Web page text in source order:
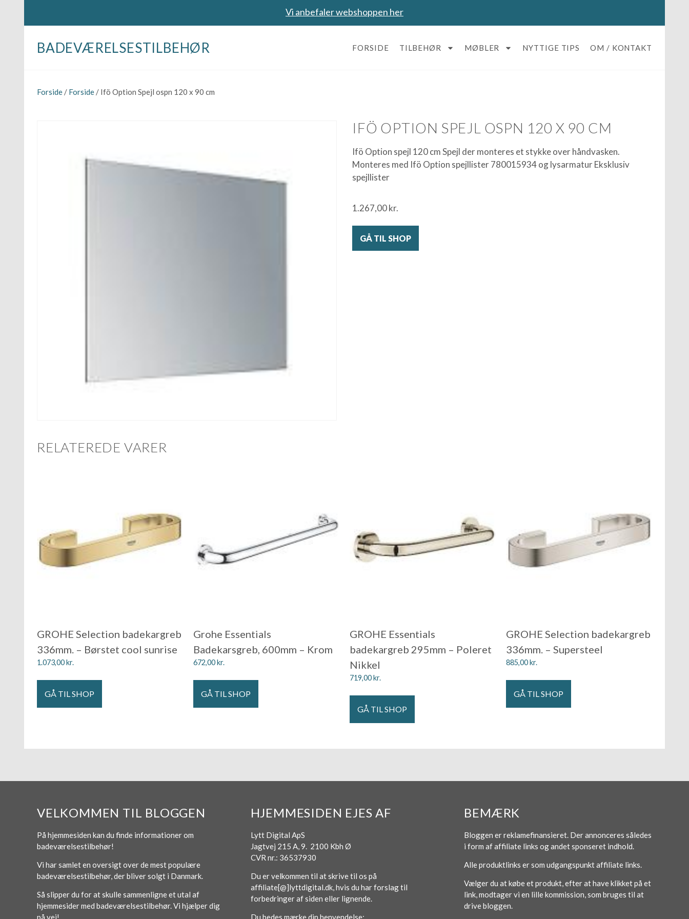
Vi anbefaler webshoppen her
BADEVÆRELSESTILBEHØR FORSIDE TILBEHØR MØBLER NYTTIGE TIPS OM / KONTAKT
Forside / Forside / Ifö Option Spejl ospn 120 x 90 cm
IFÖ OPTION SPEJL OSPN 120 X 90 CM
Ifö Option spejl 120 cm Spejl der monteres et stykke over håndvasken.
Monteres med Ifö Option spejllister 780015934 og lysarmatur Eksklusiv
spejllister
1.267,00kr.
GÅ TIL SHOP
RELATEREDE VARER
GROHE Selection badekargreb
336mm. – Børstet cool sunrise
1.073,00kr.
GÅ TIL SHOP
Grohe Essentials
Badekarsgreb, 600mm – Krom
672,00kr.
GÅ TIL SHOP
GROHE Essentials
badekargreb 295mm – Poleret
Nikkel
719,00kr.
GÅ TIL SHOP
GROHE Selection badekargreb
336mm. – Supersteel
885,00kr.
GÅ TIL SHOP
VELKOMMEN TIL BLOGGEN
På hjemmesiden kan du finde informationer om
badeværelsestilbehør!
Vi har samlet en oversigt over de mest populære
badeværelsestilbehør, der bliver solgt i Danmark.
Så slipper du for at skulle sammenligne et utal af
hjemmesider med badeværelsestilbehør. Vi hjælper dig
HJEMMESIDEN EJES AF
Lytt Digital ApS
Jagtvej 215 A, 9. 2100 Kbh Ø
CVR nr.: 36537930
Du er velkommen til at skrive til os på
affiliate[@]lyttdigital.dk, hvis du har forslag til
forbedringer af siden eller lignende.
BEMÆRK
Bloggen er reklamefinansieret. Der annonceres således
i form af affiliate links og andet sponseret indhold.
Alle produktlinks er som udgangspunkt affiliate links.
Vælger du at købe et produkt, efter at have klikket på et
link, modtager vi en lille kommission, som bruges til at
drive bloggen.